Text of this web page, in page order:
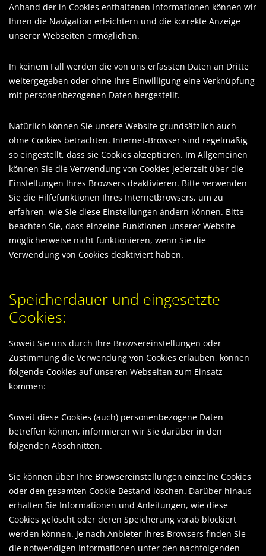
Anhand der in Cookies enthaltenen Informationen können wir
Ihnen die Navigation erleichtern und die korrekte Anzeige
unserer Webseiten ermöglichen.
In keinem Fall werden die von uns erfassten Daten an Dritte
weitergegeben oder ohne Ihre Einwilligung eine Verknüpfung
mit personenbezogenen Daten hergestellt.
Natürlich können Sie unsere Website grundsätzlich auch
ohne Cookies betrachten. Internet-Browser sind regelmäßig
so eingestellt, dass sie Cookies akzeptieren. Im Allgemeinen
können Sie die Verwendung von Cookies jederzeit über die
Einstellungen Ihres Browsers deaktivieren. Bitte verwenden
Sie die Hilfefunktionen Ihres Internetbrowsers, um zu
erfahren, wie Sie diese Einstellungen ändern können. Bitte
beachten Sie, dass einzelne Funktionen unserer Website
möglicherweise nicht funktionieren, wenn Sie die
Verwendung von Cookies deaktiviert haben.
Speicherdauer und eingesetzte
Cookies:
Soweit Sie uns durch Ihre Browsereinstellungen oder
Zustimmung die Verwendung von Cookies erlauben, können
folgende Cookies auf unseren Webseiten zum Einsatz
kommen:
Soweit diese Cookies (auch) personenbezogene Daten
betreffen können, informieren wir Sie darüber in den
folgenden Abschnitten.
Sie können über Ihre Browsereinstellungen einzelne Cookies
oder den gesamten Cookie-Bestand löschen. Darüber hinaus
erhalten Sie Informationen und Anleitungen, wie diese
Cookies gelöscht oder deren Speicherung vorab blockiert
werden können. Je nach Anbieter Ihres Browsers finden Sie
die notwendigen Informationen unter den nachfolgenden